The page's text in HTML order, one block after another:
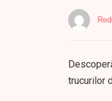
trucurilor